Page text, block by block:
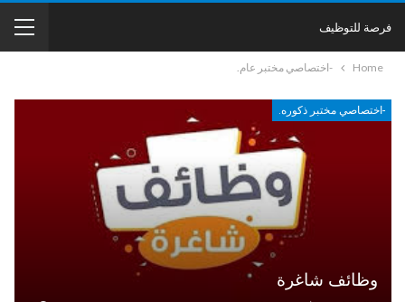
فرصة للتوظيف
Home -اختصاصي مختبر عام.
-اختصاصي مختبر ذكوره.
وظائف شاغرة